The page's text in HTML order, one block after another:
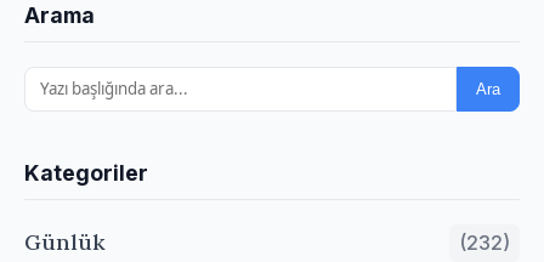
Arama
Ara
Kategoriler
Günlük (232)